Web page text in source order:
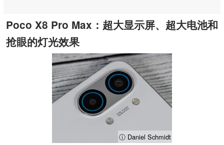
Poco X8 Pro Max：超大显示屏、超大电池和
抢眼的灯光效果
ⓘ Daniel Schmidt